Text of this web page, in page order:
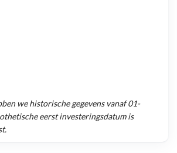
we historische gegevens vanaf01-
eerst investeringsdatum is